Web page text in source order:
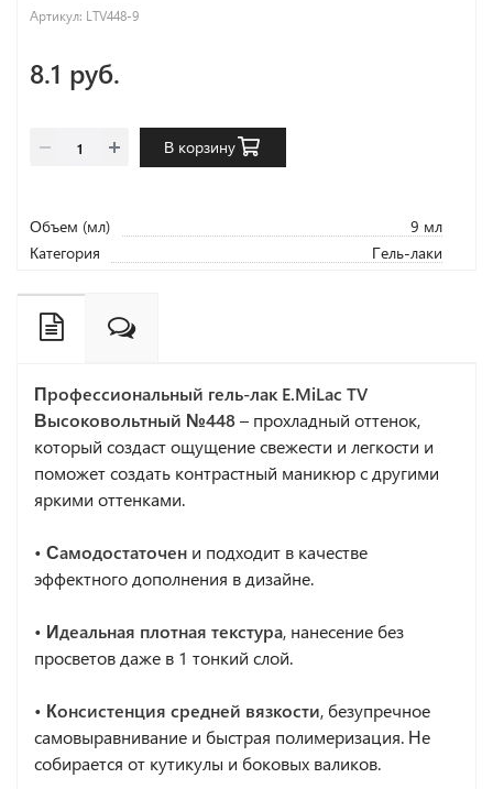
Артикул: LTV448-9
8.1 руб.
В корзину
Объем (мл)
9 мл
Категория
Гель-лаки
Профессиональный гель-лак E.MiLac TV
Высоковольтный №448– прохладный оттенок,
который создаст ощущение свежести и легкости и
поможет создать контрастный маникюр с другими
яркими оттенками.
• Самодостаточен и подходит в качестве
эффектного дополнения в дизайне.
• Идеальная плотная текстура, нанесение без
просветов даже в 1 тонкий слой.
• Консистенция средней вязкости, безупречное
самовыравнивание и быстрая полимеризация. Не
собирается от кутикулы и боковых валиков.